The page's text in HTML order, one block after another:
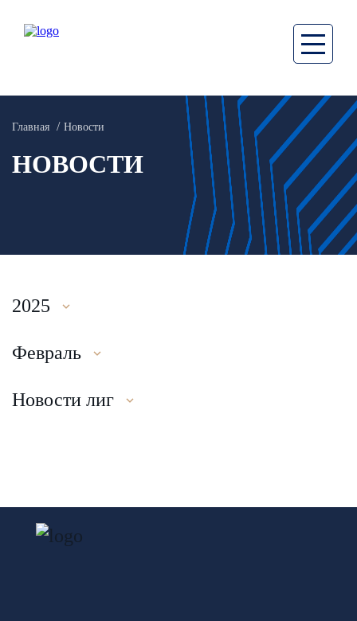
Главная Новости
НОВОСТИ
2025
Февраль
Новости лиг